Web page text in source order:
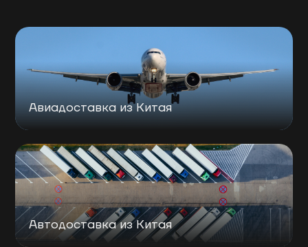
Авиадоставка из Китая
Автодоставка из Китая